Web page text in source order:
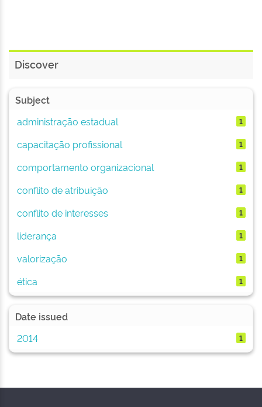
Discover
Subject
administração estadual
1
capacitação profissional 1
comportamento organizacional 1
conflito de atribuição 1
conflito de interesses 1
liderança 1
valorização 1
ética 1
Date issued
2014
1